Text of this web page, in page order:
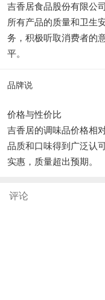
吉香居食品股份有限公
所有产品的质量和卫生
务，积极听取消费者的
平。
品牌说
价格与性价比
吉香居的调味品价格相
品质和口味得到广泛认
实惠，质量超出预期。